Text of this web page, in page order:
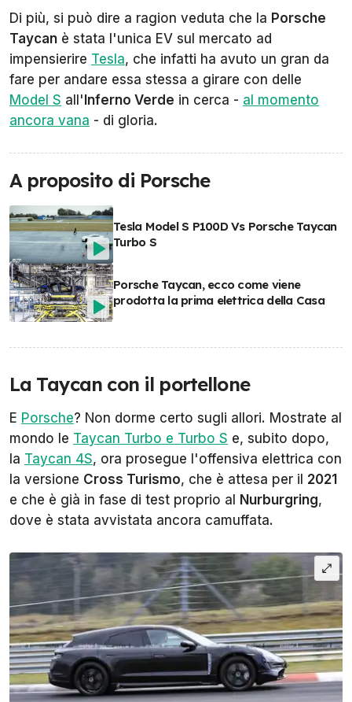
Di più, si può dire a ragion veduta che la Porsche
Taycan è stata l'unica EV sul mercato ad
impensierire Tesla, che infatti ha avuto un gran da
fare per andare essa stessa a girare con delle
Model S all' Inferno Verde in cerca - al momento
ancora vana - di gloria.
A proposito di Porsche
Tesla Model S P100D Vs Porsche Taycan
Turbo S
Porsche Taycan, ecco come viene
prodotta la prima elettrica della Casa
La Taycan con il portellone
E Porsche? Non dorme certo sugli allori. Mostrate al
mondo le Taycan Turbo e Turbo S e, subito dopo,
la Taycan 4S, ora prosegue l'offensiva elettrica con
la versione Cross Turismo, che è attesa per il 2021
e che è già in fase di test proprio al
Nurburgring,
dove è stata avvistata ancora camuffata.